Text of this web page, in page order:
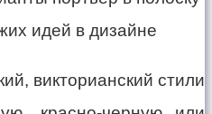
викторианский стили